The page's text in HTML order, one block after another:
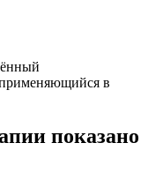
применяющийся в
показано